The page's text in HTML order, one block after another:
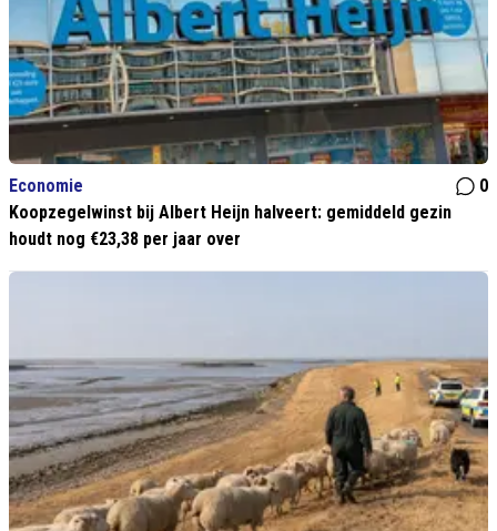
Economie
0
Koopzegelwinst bij Albert Heijn halveert: gemiddeld gezin
houdt nog €23,38 per jaar over